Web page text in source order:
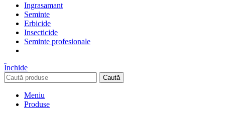
Ingrasamant
Seminte
Erbicide
Insecticide
Seminte profesionale
Închide
Caută
Meniu
Produse